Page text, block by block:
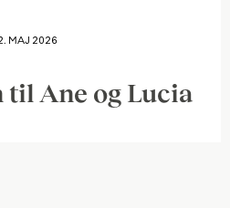
Ane og Lucia
MAJ 2026